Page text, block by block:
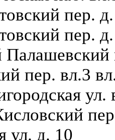
пер.
пер.
пер. вл.3
ул.
ул. д. 10